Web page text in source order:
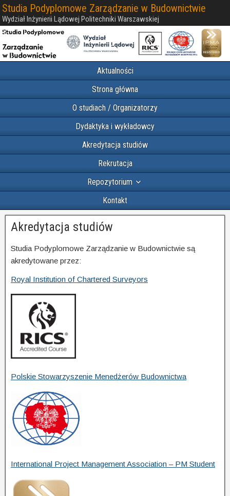
Studia Podyplomowe Zarządzanie w Budownictwie
Wydział Inżynierii Lądowej Politechniki Warszawskiej
Aktualności
Strona główna
O studiach / Organizatorzy
Dydaktyka i wykładowcy
Akredytacja studiów
Rekrutacja
Repozytorium
Kontakt
Akredytacja studiów
Studia Podyplomowe Zarządzanie w Budownictwie są
akredytowane przez:
Royal Institution of Chartered Surveyors
Polskie Stowarzyszenie Menedżerów Budownictwa
International Project Management Association – PM Student